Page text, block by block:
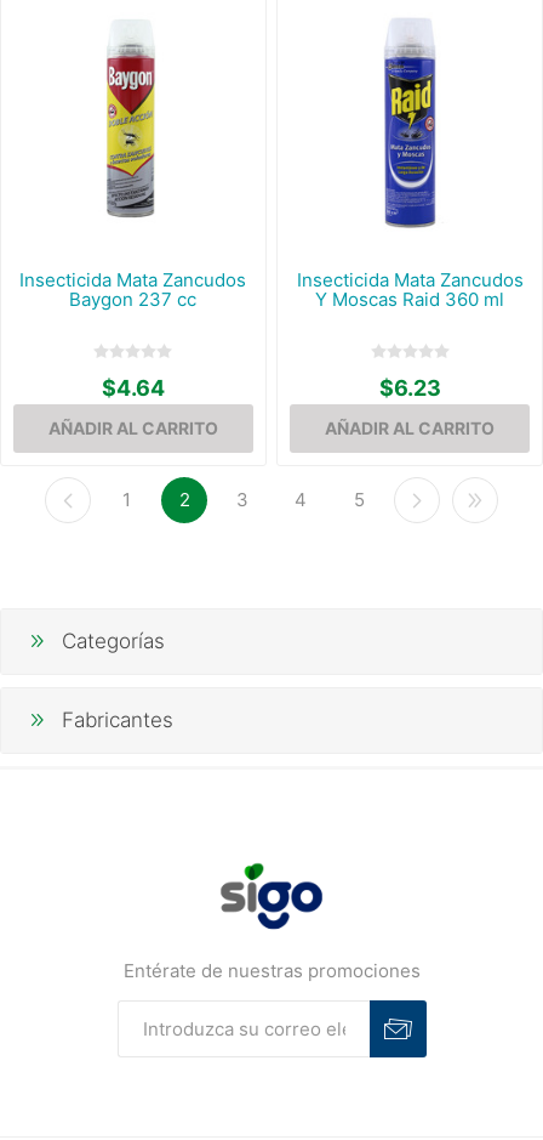
Insecticida Mata Zancudos
Baygon 237 cc
$4.64
Insecticida Mata Zancudos
Y Moscas Raid 360 ml
$6.23
1 2 3 4 5
Categorías
Fabricantes
Entérate de nuestras promociones